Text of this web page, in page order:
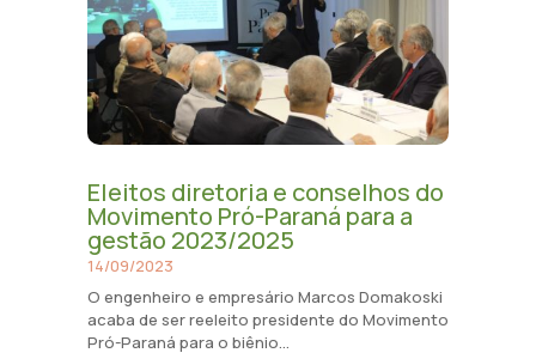
Eleitos diretoria e conselhos do
Movimento Pró-Paraná para a
gestão 2023/2025
14/09/2023
O engenheiro e empresário Marcos Domakoski
acaba de ser reeleito presidente do Movimento
Pró-Paraná para o biênio...